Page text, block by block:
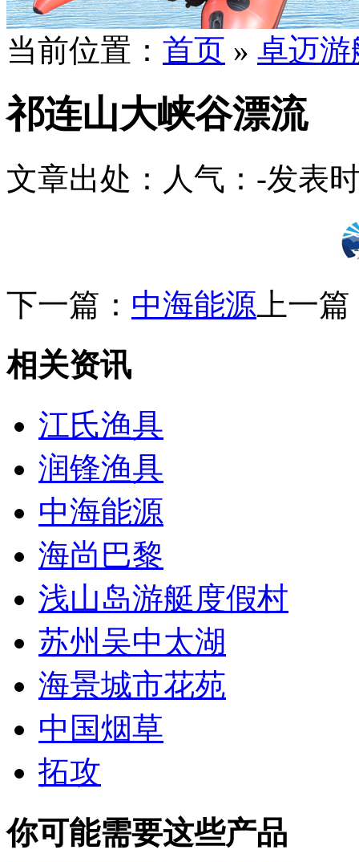
当前位置： 首页 » 卓迈
祁连山大峡谷漂流
文章出处： 人气： -发表
下一篇： 中海能源 上一
相关资讯
江氏渔具
润锋渔具
中海能源
海尚巴黎
浅山岛游艇度假村
苏州吴中太湖
海景城市花苑
中国烟草
拓攻
你可能需要这些产品